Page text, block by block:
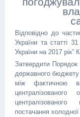
Відповідно до
України та статті
України на 2017 рік”
Затвердити Порядок
державного бюджету
між фактичною
постачання